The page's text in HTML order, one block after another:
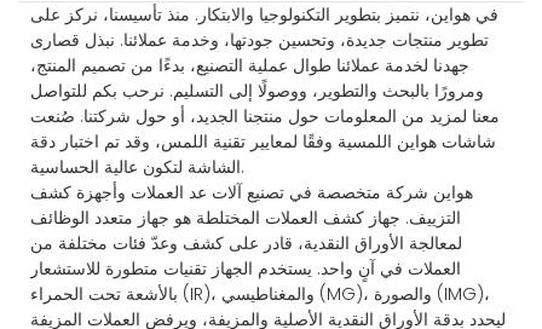
في هواين، نتميز بتطوير التكنولوجيا والابتكار. منذ تأسيسنا، نركز على
تطوير منتجات جديدة، وتحسين جودتها، وخدمة عملائنا. نبذل قصارى
جهدنا لخدمة عملائنا طوال عملية التصنيع، بدءًا من تصميم المنتج،
ومرورًا بالبحث والتطوير، ووصولًا إلى التسليم. نرحب بكم للتواصل
معنا لمزيد من المعلومات حول منتجنا الجديد، أو حول شركتنا. صُنعت
شاشات هواين اللمسية وفقًا لمعايير تقنية اللمس، وقد تم اختبار دقة
الشاشة لتكون عالية الحساسية.
هواين شركة متخصصة في تصنيع آلات عد العملات وأجهزة كشف
التزييف. جهاز كشف العملات المختلطة هو جهاز متعدد الوظائف
لمعالجة الأوراق النقدية، قادر على كشف وعدّ فئات مختلفة من
العملات في آنٍ واحد. يستخدم الجهاز تقنيات متطورة للاستشعار
بالأشعة تحت الحمراء (IR)، والمغناطيسي (MG)، والصورة (IMG)،
ليحدد بدقة الأوراق النقدية الأصلية والمزيفة، ويرفض العملات المزيفة